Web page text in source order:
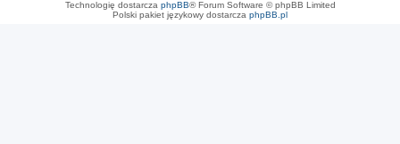
Technologię dostarcza phpBB® Forum Software © phpBB Limited
Polski pakiet językowy dostarcza phpBB.pl